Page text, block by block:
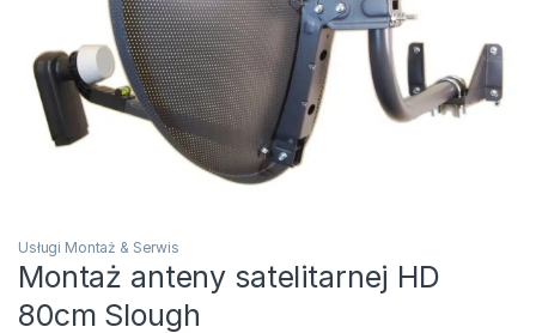
Usługi Montaż & Serwis
Montaż anteny satelitarnej HD
80cm Slough